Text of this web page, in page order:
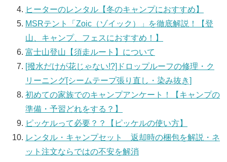
ヒーターのレンタル【冬のキャンプにおすすめ】
MSRテント「Zoic（ゾイック）」を徹底解説！【登
山、キャンプ、フェスにおすすめ！】
富士山登山【須走ルート】について
[撥水だけが花じゃない!?]ドロップルーフの修理・ク
リーニング[シームテープ張り直し・染み抜き]
初めての家族でのキャンプアンケート！【キャンプの
準備・予習どれをする？】
ピッケルって必要？？【ピッケルの使い方】
レンタル・キャンプセット 返却時の梱包を解説・ネ
ット注文ならではの不安を解消